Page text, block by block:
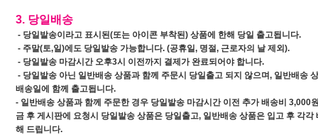
3. 당일배송
- 당일발송이라고 표시된(또는 아이콘 부착된) 상품에 한해 당일 출고됩니다.
- 주말(토,일)에도 당일발송 가능합니다. (공휴일, 명절, 근로자의 날 제외).
- 당일발송 마감시간 오후3시 이전까지 결제가 완료되어야 합니다.
- 당일발송 아닌 일반배송 상품과 함께 주문시 당일출고 되지 않으며, 일반배송
배송일에 함께 출고됩니다.
- 일반배송 상품과 함께 주문한 경우 당일발송 마감시간 이전 추가 배송비 3,000
금 후 게시판에 요청시 당일발송 상품은 당일출고, 일반배송 상품은 입고 후 각각
해 드립니다.